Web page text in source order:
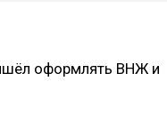
оформлять ВНЖ и